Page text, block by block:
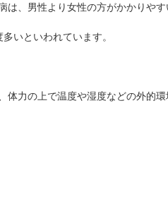
、男性より女性の方がかかりやす
いといわれています。
体力の上で温度や湿度などの外的